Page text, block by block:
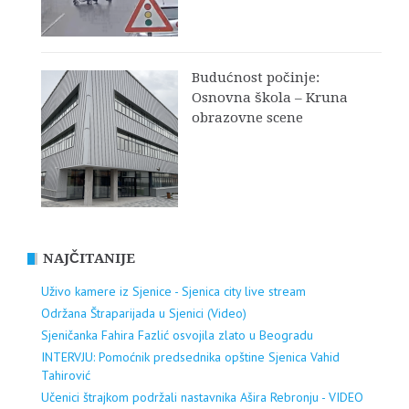
Budućnost počinje:
Osnovna škola – Kruna
obrazovne scene
NAJČITANIJE
Uživo kamere iz Sjenice - Sjenica city live stream
Održana Štraparijada u Sjenici (Video)
Sjeničanka Fahira Fazlić osvojila zlato u Beogradu
INTERVJU: Pomoćnik predsednika opštine Sjenica Vahid
Tahirović
Učenici štrajkom podržali nastavnika Ašira Rebronju - VIDEO